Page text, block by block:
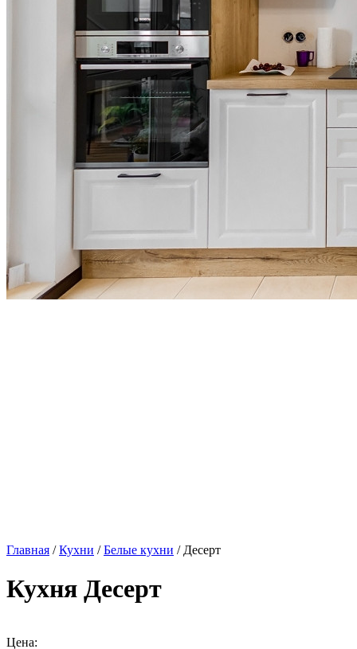
Главная /Кухни /Белые кухни / Десерт
Кухня Десерт
Цена: